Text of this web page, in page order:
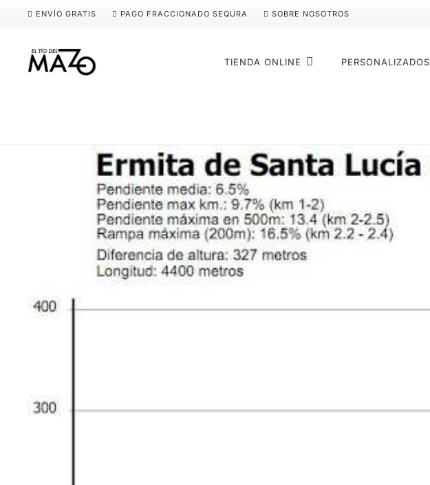
ENVÍO GRATIS PAGO FRACCIONADO SEQURA SOBRE NOSOTROS
TIENDA ONLINE PERSONALIZADOS